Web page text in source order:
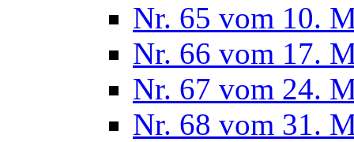
Nr. 65 vom 10.
Nr. 66 vom 17.
Nr. 67 vom 24.
Nr. 68 vom 31.